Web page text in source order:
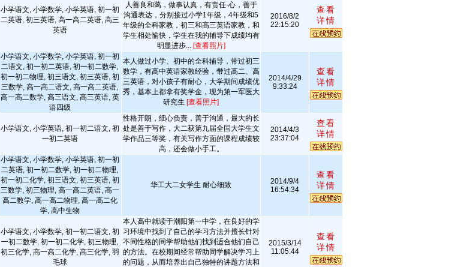
小学语文, 小学数学, 小学英语, 初一初
二英语, 初三英语, 高一高二英语, 高三
英语
人善良和蔼，做事认真，有责任·心，善于
沟通表达，分别接过小学1年级，4年级和5
年级的全科家教，初三和高三英语家教，和
学生相处愉快，学生在我的辅导下成绩均有
明显进步... [查看照片]
2016/8/2
22:15:20
查看
详情
小学语文, 小学数学, 小学英语, 初一初
二语文, 初一初二英语, 初一初二数学,
初一初二物理, 初三语文, 初三英语, 初
三数学, 高一高二语文, 高一高二英语,
高一高二数学, 高三语文, 高三英语, 英
语四级
本人做过小学、初中的全科辅导，带过初三
数学，有高中英语家教经验，带过高二、高
三英语，对小孩子有耐心，大学期间成绩优
秀，基本上都拿有奖学金，现为第一军医大
研究生 [查看照片]
2014/4/29
9:33:24
查看
详情
小学语文, 小学英语, 初一初二语文, 初
一初二英语
性格开朗，细心负责，善于沟通，最大的长
处是善于写作，大二获第九届全国大学生文
学作品三等奖，有关写作方面的课程成绩较
高，还会做小手工。
2014/4/3
23:37:04
查看
详情
小学语文, 小学数学, 小学英语, 初一初
二英语, 初一初二数学, 初一初二物理,
初一初二化学, 初三语文, 初三英语, 初
三数学, 初三物理, 高一高二英语, 高一
高二数学, 高一高二物理, 高一高二化
学, 高中生物
华工大二女学生 耐心细致
2014/9/4
16:54:34
查看
详情
小学语文, 小学数学, 初一初二语文, 初
一初二数学, 初一初二化学, 初三物理,
初三化学, 高一高二化学, 高三化学, 羽
毛球
本人高中就读于潮阳第一中学，在良好的学
习环境中找到了自己的学习方法并擅长针对
不同性格的同学帮助他们找到适合他们自己
的方法。在校期间经常帮助同学解决学习上
的问题，从而培养出自己独特的讲题方法和
2015/3/14
11:05:44
查看
详情